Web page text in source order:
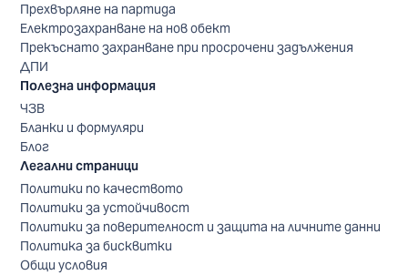
Прехвърляне на партида
Електрозахранване на нов обект
Прекъснато захранване при просрочени задължения
ДПИ
Полезна информация
ЧЗВ
Бланки и формуляри
Блог
Легални страници
Политики по качеството
Политики за устойчивост
Политики за поверителност и защита на личните данни
Политика за бисквитки
Общи условия